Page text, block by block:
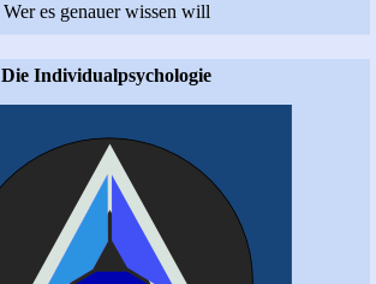
Wer es genauer wissen will
Die Individualpsychologie